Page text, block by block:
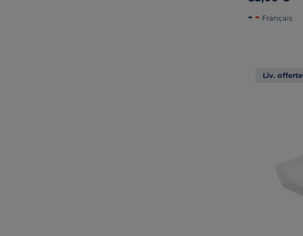
Français
Liv. offerte